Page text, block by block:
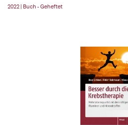
2022 | Buch - Geheftet